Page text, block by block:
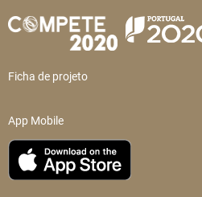
Ficha de projeto
App Mobile